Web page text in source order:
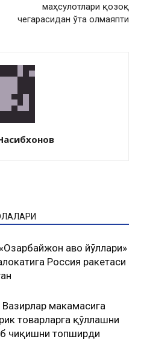
маҳсулотлари қозоқ
чегарасидан ўта олмаяпти
ҳаво йўллари»
Россия ракетаcи
маҳкамасига
товарларга қўллашни
чиқишни топширди